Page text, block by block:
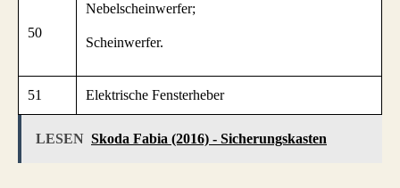
50
Nebelscheinwerfer;
Scheinwerfer.
51 Elektrische Fensterheber
LESEN Skoda Fabia (2016) - Sicherungskasten